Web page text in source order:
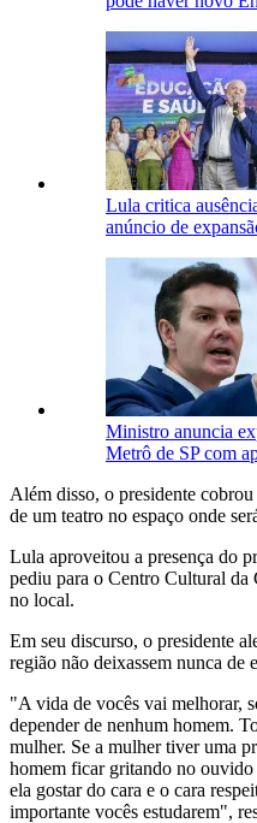
Lula critica
anúncio de
Ministro anuncia
Metrô de SP com
Além disso, o presidente
de um teatro no espaço onde
Lula aproveitou a presença do
pediu para o Centro Cultural da
no local.
Em seu discurso, o presidente
região não deixassem nunca de
"A vida de vocês vai melhorar,
depender de nenhum homem.
mulher. Se a mulher tiver uma
homem ficar gritando no
ela gostar do cara e o cara
importante vocês estudarem",